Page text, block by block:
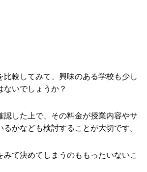
比較してみて、興味のある学校も少し
ないでしょうか？
認した上で、その料金が授業内容やサ
かなども検討することが大切です。
みて決めてしまうのももったいないこ